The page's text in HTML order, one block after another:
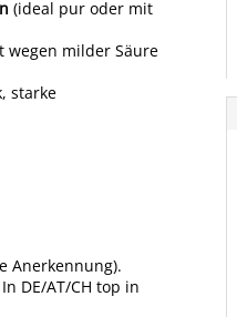
(ideal pur oder mit
wegen milder Säure
starke
Anerkennung).
DE/AT/CH top in